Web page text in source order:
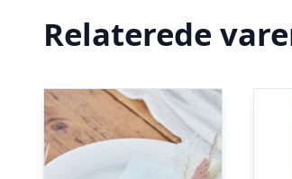
Relaterede